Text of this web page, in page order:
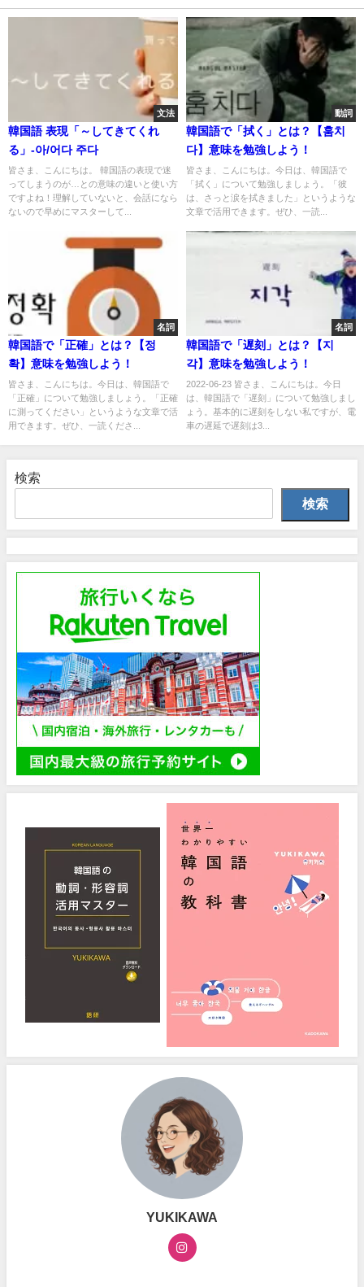
文法
韓国語 表現「～してきてくれ
る」-아/어다 주다
皆さま、こんにちは。 韓国語の表現で迷
ってしまうのが…との意味の違いと使い方
ですよね！理解していないと、会話になら
ないので早めにマスターして...
動詞
韓国語で「拭く」とは？【훔치
다】意味を勉強しよう！
皆さま、こんにちは。今日は、韓国語で
「拭く」について勉強しましょう。「彼
は、さっと涙を拭きました」というような
文章で活用できます。ぜひ、一読...
名詞
韓国語で「正確」とは？【정
확】意味を勉強しよう！
皆さま、こんにちは。今日は、韓国語で
「正確」について勉強しましょう。「正確
に測ってください」というような文章で活
用できます。ぜひ、一読くださ...
名詞
韓国語で「遅刻」とは？【지
각】意味を勉強しよう！
2022-06-23 皆さま、こんにちは。今日
は、韓国語で「遅刻」について勉強しまし
ょう。基本的に遅刻をしない私ですが、電
車の遅延で遅刻は3...
検索
検索
YUKIKAWA